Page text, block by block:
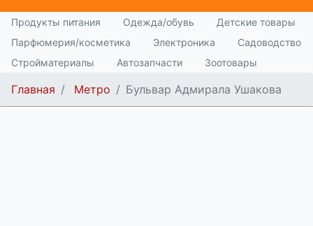
Продукты питания Одежда/обувь
Детские товары
Парфюмерия/косметика
Электроника
Садоводство
Стройматериалы
Автозапчасти Зоотовары
Главная Метро Бульвар Адмирала Ушакова